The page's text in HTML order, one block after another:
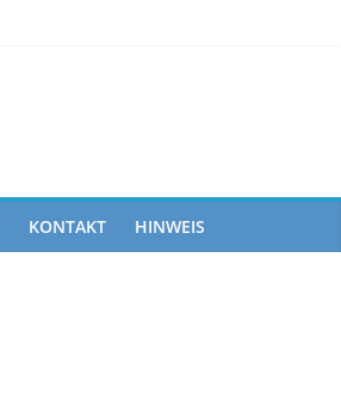
HINWEIS
KONTAKT